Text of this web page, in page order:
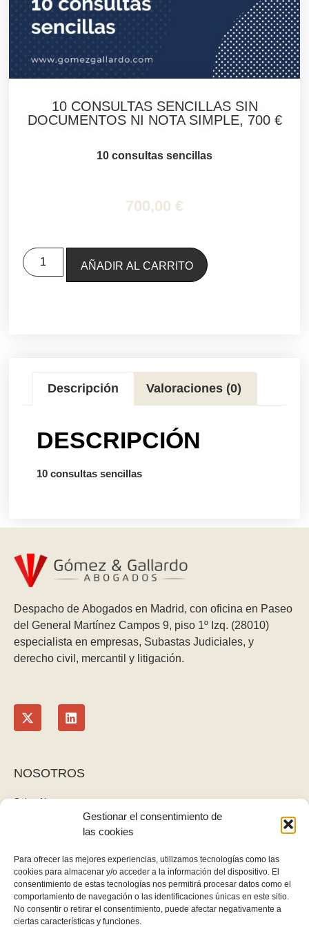
Gestionar el consentimiento de
las cookies
Para ofrecer las mejores experiencias, utilizamos tecnologías como las
cookies para almacenar y/o acceder a la información del dispositivo. El
consentimiento de estas tecnologías nos permitirá procesar datos como el
comportamiento de navegación o las identificaciones únicas en este sitio.
No consentir o retirar el consentimiento, puede afectar negativamente a
ciertas características y funciones.
10 CONSULTAS SENCILLAS SIN
DOCUMENTOS NI NOTA SIMPLE, 700 €
10 consultas sencillas
700,00 €
AÑADIR AL CARRITO
Alternative:
Descripción Valoraciones (0)
DESCRIPCIÓN
10 consultas sencillas
Despacho de Abogados en Madrid, con oficina en Paseo
del General Martínez Campos 9, piso 1º Izq. (28010)
especialista en empresas, Subastas Judiciales, y
derecho civil, mercantil y litigación.
NOSOTROS
Sobre Nosotros
Política de privacidad
Aviso legal y cookies
Derecho de desistimiento